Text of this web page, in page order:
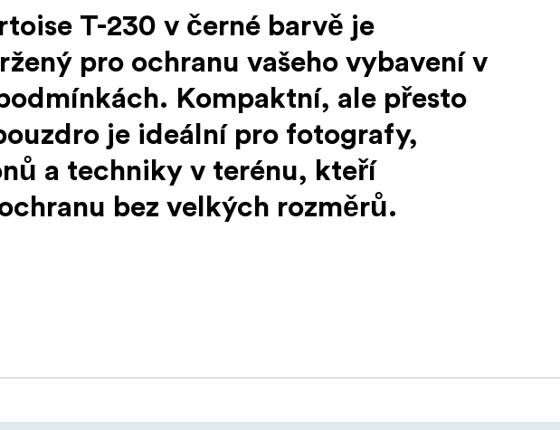
T-230 v černé barvě je
pro ochranu vašeho vybavení v
Kompaktní, ale přesto
je ideální pro fotografy,
a techniky v terénu, kteří
bez velkých rozměrů.
uspořádáním úložného prostoru. Třídílný polstrovaný dělící